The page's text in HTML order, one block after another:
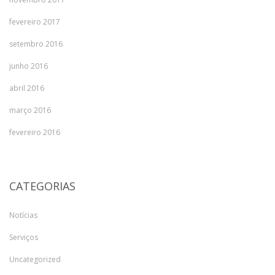
fevereiro 2017
setembro 2016
junho 2016
abril 2016
março 2016
fevereiro 2016
CATEGORIAS
Notícias
Serviços
Uncategorized